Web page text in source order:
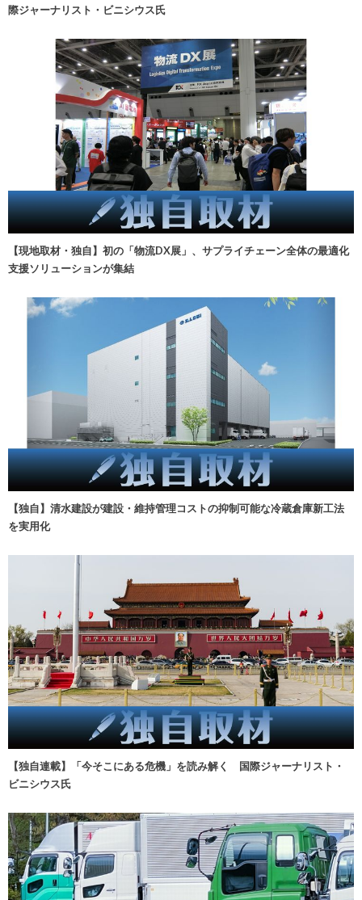
際ジャーナリスト・ビニシウス氏
【現地取材・独自】初の「物流DX展」、サプライチェーン全体の最適化
支援ソリューションが集結
【独自】清水建設が建設・維持管理コストの抑制可能な冷蔵倉庫新工法
を実用化
【独自連載】「今そこにある危機」を読み解く 国際ジャーナリスト・
ビニシウス氏